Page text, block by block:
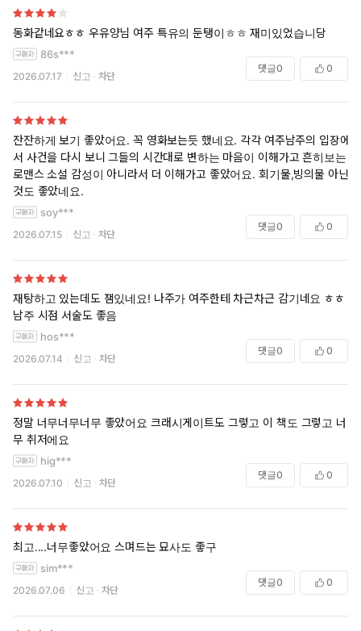
동화같네요ㅎㅎ 우유양님 여주 특유의 둔탱이ㅎㅎ 재미있었습니당
86s***
2026.07.17 신고 차단
댓글0 0
잔잔하게 보기 좋았어요. 꼭 영화보는듯 했네요. 각각 여주남주의 입장에
서 사건을 다시 보니 그들의 시간대로 변하는 마음이 이해가고 흔히보는
로맨스 소설 감성이 아니라서 더 이해가고 좋았어요. 회기물,빙의물 아닌
것도 좋았네요.
soy***
2026.07.15 신고 차단
댓글0 0
재탕하고 있는데도 잼있네요! 나주가 여주한테 차근차근 감기네요 ㅎㅎ
남주 시점 서술도 좋음
hos***
2026.07.14 신고 차단
댓글0 0
정말 너무너무너무 좋았어요 크래시게이트도 그렇고 이 책도 그렇고 너
무 취저에요
hig***
2026.07.10 신고 차단
댓글0 0
최고....너무좋았어요 스며드는 묘사도 좋구
sim***
2026.07.06 신고 차단
댓글0 0